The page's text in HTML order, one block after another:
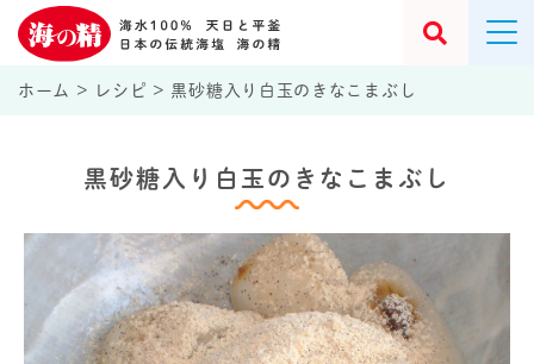
ホーム > レシピ > 黒砂糖入り白玉のきなこまぶし
黒砂糖入り白玉のきなこまぶし